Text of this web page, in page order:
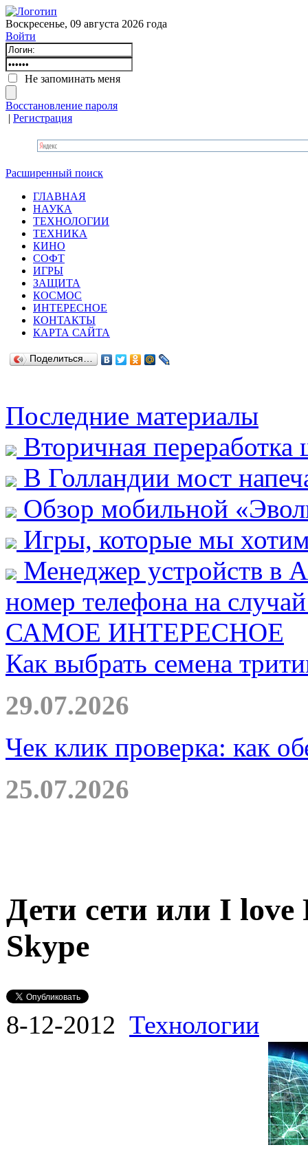
Воскресенье, 09 августа 2026 года
Войти
Не запоминать меня
Восстановление пароля
| Регистрация
Расширенный поиск
ГЛАВНАЯ
НАУКА
ТЕХНОЛОГИИ
ТЕХНИКА
КИНО
СОФТ
ИГРЫ
ЗАЩИТА
КОСМОС
ИНТЕРЕСНОЕ
КОНТАКТЫ
КАРТА САЙТА
Поделиться…
Последние материалы
Вторичная
В Голландии мост
Обзор мобильной
Игры, которые мы
Менеджер устройств в
номер телефона на
САМОЕ ИНТЕРЕСНОЕ
Как выбрать семена
29.07.2026
Чек клик проверка: как
25.07.2026
Дети сети или I love
Skype
8-12-2012 Технологии